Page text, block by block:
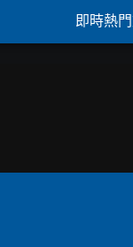
即時熱